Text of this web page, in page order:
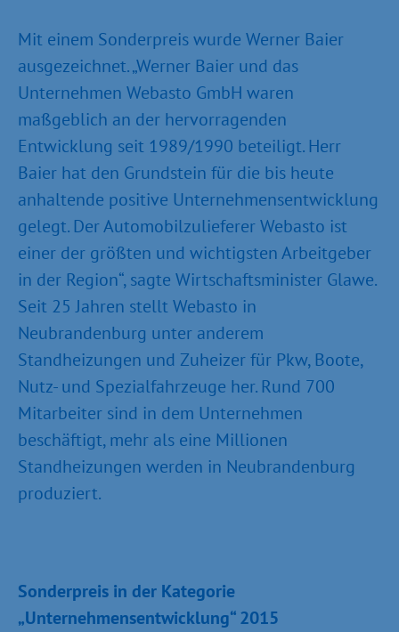
Mit einem Sonderpreis wurde Werner Baier
ausgezeichnet. „Werner Baier und das
Unternehmen Webasto GmbH waren
maßgeblich an der hervorragenden
Entwicklung seit 1989/1990 beteiligt. Herr
Baier hat den Grundstein für die bis heute
anhaltende positive Unternehmensentwicklung
gelegt. Der Automobilzulieferer Webasto ist
einer der größten und wichtigsten Arbeitgeber
in der Region“, sagte Wirtschaftsminister Glawe.
Seit 25 Jahren stellt Webasto in
Neubrandenburg unter anderem
Standheizungen und Zuheizer für Pkw, Boote,
Nutz- und Spezialfahrzeuge her. Rund 700
Mitarbeiter sind in dem Unternehmen
beschäftigt, mehr als eine Millionen
Standheizungen werden in Neubrandenburg
produziert.
Sonderpreis in der Kategorie
„Unternehmensentwicklung“ 2015